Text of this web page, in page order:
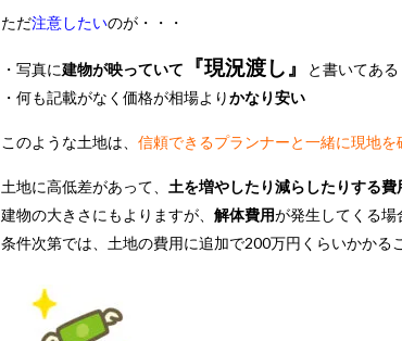
ただ注意したいのが・・・
・写真に建物が映っていて 『現況渡し』
と書いてある
・何も記載がなく価格が相場よりかなり安い
このような土地は、 信頼できるプランナーと一緒に現地を
土地に高低差があって、 土を増やしたり減らしたりする費
建物の大きさにもよりますが、 解体費用が発生してくる場
条件次第では、土地の費用に追加で200万円くらいかかる